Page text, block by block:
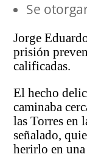
Se
Jorge
prisión
calificadas.
El hecho
caminaba
las Torres en
señalado,
herirlo en